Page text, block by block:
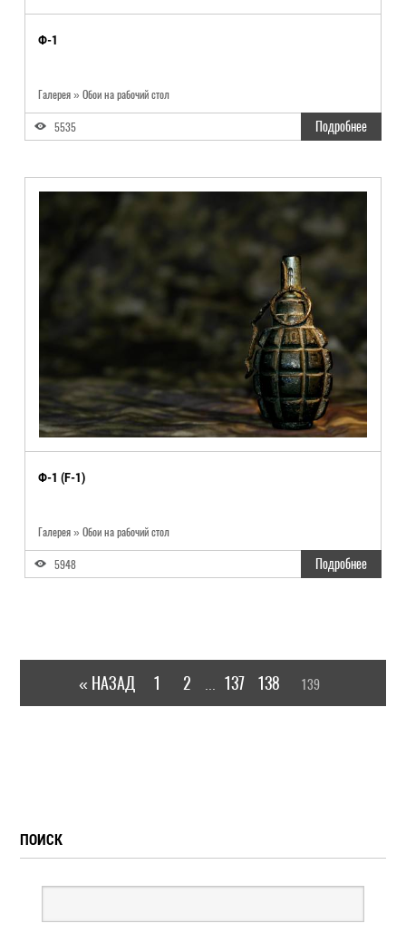
Ф-1
Галерея » Обои на рабочий стол
5535 Подробнее
Ф-1 (F-1)
Галерея » Обои на рабочий стол
5948 Подробнее
« НАЗАД 1 2 137 138 139
ПОИСК